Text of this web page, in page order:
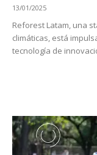
13/01/2025
Reforest Latam, una
climáticas, está
tecnología de